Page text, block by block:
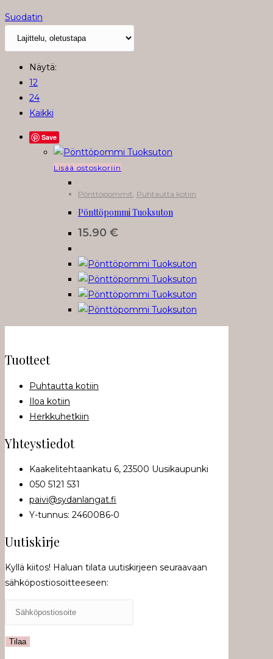
Suodatin
Näytä:
12
24
Kaikki
Save
Lisää ostoskoriin
Pönttöpommit Puhtautta kotiin
Pönttöpommi Tuoksuton
15.90 €
Tuotteet
Puhtautta kotiin
Iloa kotiin
Herkkuhetkiin
Yhteystiedot
Kaakelitehtaankatu 6, 23500 Uusikaupunki
050 5121 531
paivi@sydanlangat.fi
Y-tunnus: 2460086-0
Uutiskirje
Kyllä kiitos! Haluan tilata uutiskirjeen seuraavaan
sähköpostiosoitteeseen: